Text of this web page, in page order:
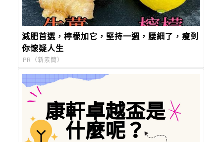
減肥首選，檸檬加它，堅持一週，腰細了，瘦到
你懷疑人生
PR（新素簡）